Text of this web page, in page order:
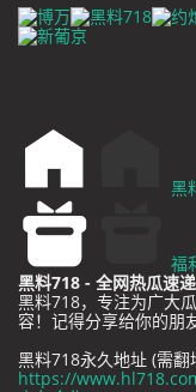
黑
福
黑料718 - 全网热瓜速
黑料718，专注为广大
容！记得分享给你的朋
黑料718永久地址 (需翻
https://